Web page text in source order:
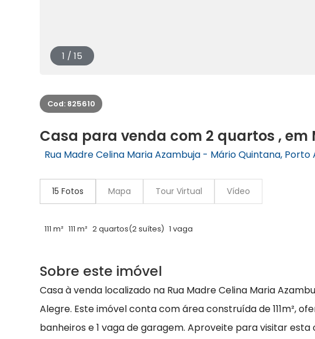
1 / 15
Cod: 825610
Casa para venda com 2 quartos , em
Rua Madre Celina Maria Azambuja - Mário Quintana, Porto
15 Fotos Mapa Tour Virtual Vídeo
111 m² 111 m² 2 quartos(2 suítes) 1 vaga
Sobre este imóvel
Casa à venda localizado na Rua Madre Celina Maria
Alegre. Este imóvel conta com área construída de 111m²,
banheiros e 1 vaga de garagem. Aproveite para visitar